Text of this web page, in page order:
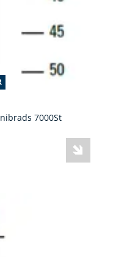
7000St